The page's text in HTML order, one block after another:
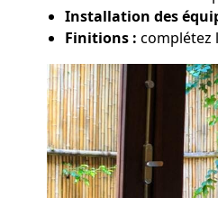
Installation des
Finitions : complétez